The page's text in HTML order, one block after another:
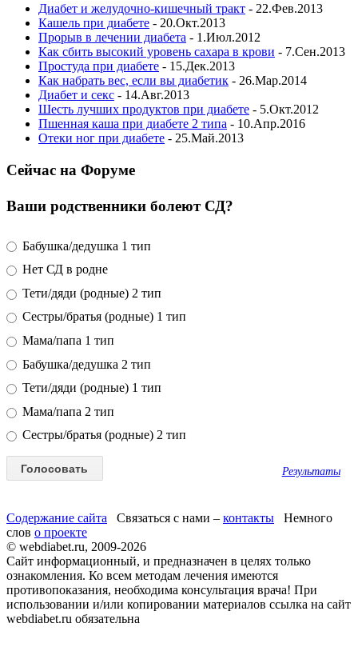
Диабет и желудочно-кишечный тракт - 22.Фев.2013
Кашель при диабете - 20.Окт.2013
Прорыв в лечении диабета - 1.Июл.2012
Как сбить высокий уровень сахара в крови - 7.Сен.2013
Простуда при диабете - 15.Дек.2013
Как набрать вес, если вы диабетик - 26.Мар.2014
Диабет и секс - 14.Авг.2013
Шесть лучших продуктов при диабете - 5.Окт.2012
Пшенная каша при диабете 2 типа - 10.Апр.2016
Отеки ног при диабете - 25.Май.2013
Сейчас на Форуме
Ваши родственники болеют СД?
Бабушка/дедушка 1 тип
Нет СД в родне
Тети/дяди (родные) 2 тип
Сестры/братья (родные) 1 тип
Мама/папа 1 тип
Бабушка/дедушка 2 тип
Тети/дяди (родные) 1 тип
Мама/папа 2 тип
Сестры/братья (родные) 2 тип
Результаты
Содержание сайта Связаться с нами – контакты Немного
слов о проекте
© webdiabet.ru, 2009-2026
Сайт информационный, и предназначен в целях только
ознакомления. Ко всем методам лечения имеются
противопоказания, необходима консультация врача! При
использовании и/или копировании материалов ссылка на сайт
webdiabet.ru обязательна